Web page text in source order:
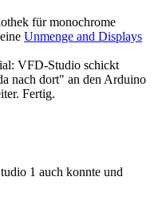
für monochrome
Unmenge and Displays
VFD-Studio schickt
nach dort" an den Arduino
Fertig.
1 auch konnte und